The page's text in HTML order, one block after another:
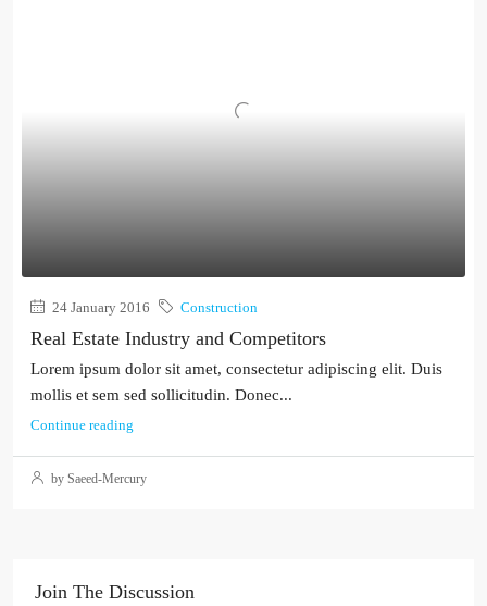
24 January 2016 Construction
Real Estate Industry and Competitors
Lorem ipsum dolor sit amet, consectetur adipiscing elit. Duis
mollis et sem sed sollicitudin. Donec...
Continue reading
by Saeed-Mercury
Join The Discussion